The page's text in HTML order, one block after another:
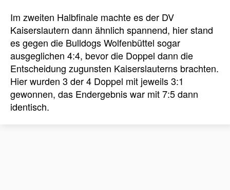
Im zweiten Halbfinale machte es der DV
Kaiserslautern dann ähnlich spannend, hier stand
es gegen die Bulldogs Wolfenbüttel sogar
ausgeglichen 4:4, bevor die Doppel dann die
Entscheidung zugunsten Kaiserslauterns brachten.
Hier wurden 3 der 4 Doppel mit jeweils 3:1
gewonnen, das Endergebnis war mit 7:5 dann
identisch.